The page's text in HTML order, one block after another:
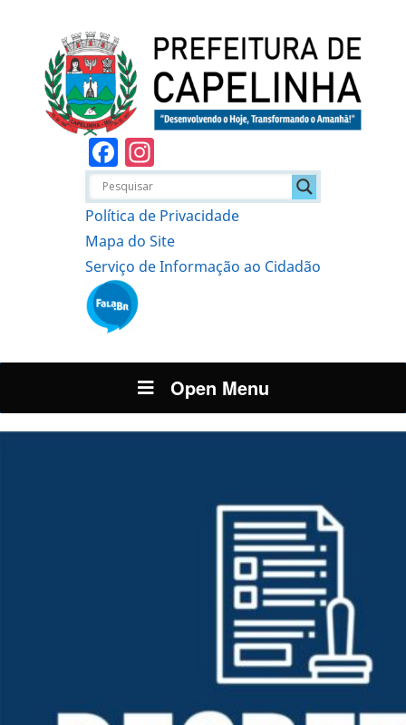
Facebook
Política de Privacidade
Mapa do Site
Serviço de Informação ao Cidadão
Open Menu